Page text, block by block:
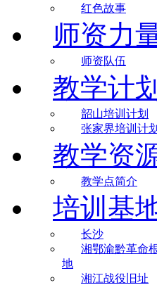
红色故事
师资力
师资队伍
教学计划
韶山培训计划
张家界培训计划
教学资
教学点简介
培训基
长沙
湘鄂渝黔革命
地
湘江战役旧址